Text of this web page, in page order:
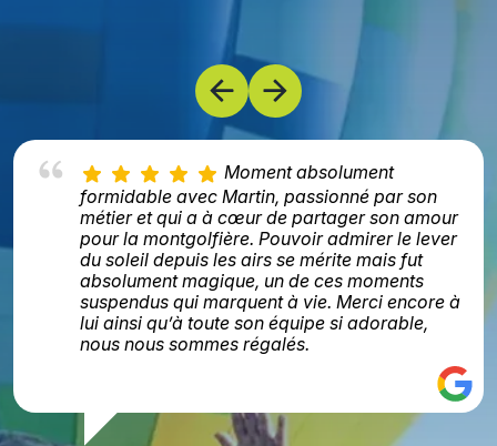
Moment absolument
formidable avec Martin, passionné par son
métier et qui a à cœur de partager son amour
pour la montgolfière. Pouvoir admirer le lever
du soleil depuis les airs se mérite mais fut
absolument magique, un de ces moments
suspendus qui marquent à vie. Merci encore à
lui ainsi qu’à toute son équipe si adorable,
nous nous sommes régalés.